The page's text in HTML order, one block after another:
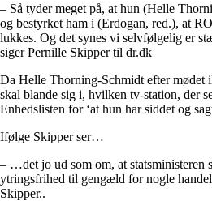
– Så tyder meget på, at hun (Helle
og bestyrket ham i (Erdogan, red.), at
lukkes. Og det synes vi selvfølgelig er
siger Pernille Skipper til dr.dk
Da Helle Thorning-Schmidt efter mødet
skal blande sig i, hvilken tv-station, der
Enhedslisten for ‘at hun har siddet og
Ifølge Skipper ser…
– …det jo ud som om, at statsministeren
ytringsfrihed til gengæld for nogle
Skipper..